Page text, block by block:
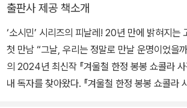
스터리가 대단하다!’, ‘미스터리가 읽고 싶다’, ‘《
베스트 10’ 일본 부문 1위에 올라 사상 최초로
성했는데, 2015년에는 『왕과 서커스』로 이 년
을 달성해 작품성과 대중성을 고루 갖춘 미스터
했다. 2016년 역시 『진실의 10미터 앞』으로 ‘미스터리가 읽고 싶다’
히가시노 게이고 『가공범』 등이 있다.
출판사 제공 책소개
‘소시민’ 시리즈의 피날레! 20년 만에 밝혀지는
첫 만남 “그날, 우리는 정말로 만날 운명이었을까?” 요네자와 호노부
의 2024년 최신작 『겨울철 한정 봉봉 쇼콜라 사
내 독자를 찾아왔다. 『겨울철 한정 봉봉 쇼콜라